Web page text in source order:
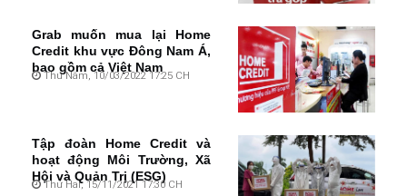
Grab muốn mua lại Home
Credit khu vực Đông Nam Á,
bao gồm cả Việt Nam
Thứ Năm, 10/03/2022 17:25 CH
Tập đoàn Home Credit và
hoạt động Môi Trường, Xã
Hội và Quản Trị (ESG)
Thứ Hai, 15/11/2021 17:30 CH